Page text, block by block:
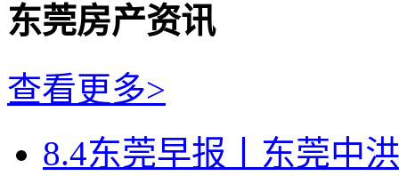
东莞房产资讯
查看更多>
8.4东莞早报丨东莞中